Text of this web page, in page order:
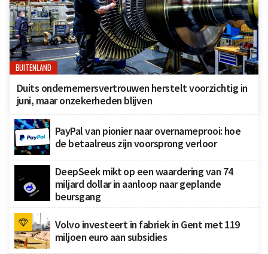
BUITENLAND
Duits ondernemersvertrouwen herstelt voorzichtig in
juni, maar onzekerheden blijven
PayPal van pionier naar overnameprooi: hoe
de betaalreus zijn voorsprong verloor
DeepSeek mikt op een waardering van 74
miljard dollar in aanloop naar geplande
beursgang
Volvo investeert in fabriek in Gent met 119
miljoen euro aan subsidies